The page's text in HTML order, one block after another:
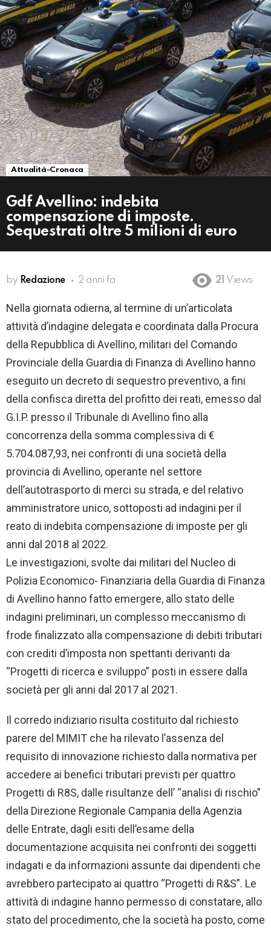
Attualità-Cronaca
Gdf Avellino: indebita
compensazione di imposte.
Sequestrati oltre 5 milioni di euro
by Redazione 2 anni fa 21 Views
Nella giornata odierna, al termine di un’articolata
attività d’indagine delegata e coordinata dalla Procura
della Repubblica di Avellino, militari del Comando
Provinciale della Guardia di Finanza di Avellino hanno
eseguito un decreto di sequestro preventivo, a fini
della confisca diretta del profitto dei reati, emesso dal
G.I.P. presso il Tribunale di Avellino fino alla
concorrenza della somma complessiva di €
5.704.087,93, nei confronti di una società della
provincia di Avellino, operante nel settore
dell’autotrasporto di merci su strada, e del relativo
amministratore unico, sottoposti ad indagini per il
reato di indebita compensazione di imposte per gli
anni dal 2018 al 2022.
Le investigazioni, svolte dai militari del Nucleo di
Polizia Economico- Finanziaria della Guardia di Finanza
di Avellino hanno fatto emergere, allo stato delle
indagini preliminari, un complesso meccanismo di
frode finalizzato alla compensazione di debiti tributari
con crediti d’imposta non spettanti derivanti da
“Progetti di ricerca e sviluppo” posti in essere dalla
società per gli anni dal 2017 al 2021.
Il corredo indiziario risulta costituito dal richiesto
parere del MIMIT che ha rilevato l’assenza del
requisito di innovazione richiesto dalla normativa per
accedere ai benefici tributari previsti per quattro
Progetti di R8S, dalle risultanze dell’ “analisi di rischio”
della Direzione Regionale Campania della Agenzia
delle Entrate, dagli esiti dell’esame della
documentazione acquisita nei confronti dei soggetti
indagati e da informazioni assunte dai dipendenti che
avrebbero partecipato ai quattro “Progetti di R&S”. Le
attività di indagine hanno permesso di constatare, allo
stato del procedimento, che la società ha posto, come